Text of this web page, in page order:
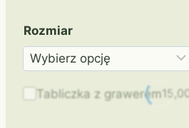
Rozmiar
Tabliczka z grawerem